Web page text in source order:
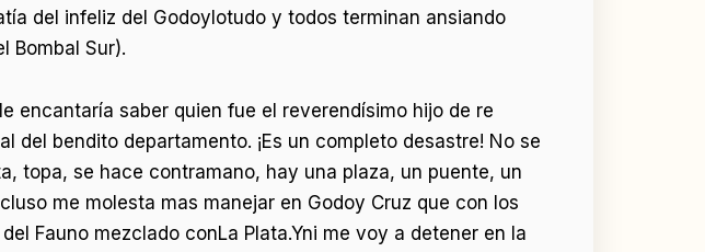
del infeliz del Godoylotudo y todos terminan ansiando
Bombal Sur).
encantaría saber quien fue el reverendísimo hijo de re
bendito departamento. ¡Es un completo desastre! No se
topa, se hace contramano, hay una plaza, un puente, un
me molesta mas manejar en Godoy Cruz que con los
Fauno mezclado conLa Plata.Yni me voy a detener en la